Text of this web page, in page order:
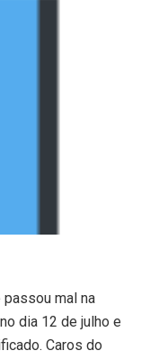
passou mal na
dia 12 de julho e
Caros do